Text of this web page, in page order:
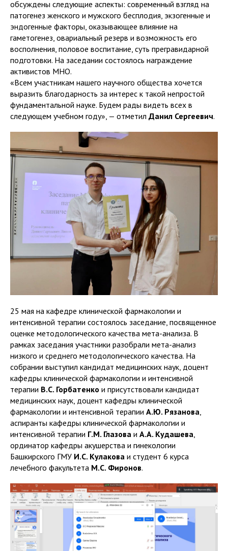
обсуждены следующие аспекты: современный взгляд на
патогенез женского и мужского бесплодия, экзогенные и
эндогенные факторы, оказывающее влияние на
гаметогенез, овариальный резерв и возможность его
восполнения, половое воспитание, суть прегравидарной
подготовки. На заседании состоялось награждение
активистов МНО.
«Всем участникам нашего научного общества хочется
выразить благодарность за интерес к такой непростой
фундаментальной науке. Будем рады видеть всех в
следующем учебном году», — отметил Данил Сергеевич.
25 мая на кафедре клинической фармакологии и
интенсивной терапии состоялось заседание, посвященное
оценке методологического качества мета-анализа. В
рамках заседания участники разобрали мета-анализ
низкого и среднего методологического качества. На
собрании выступил кандидат медицинских наук, доцент
кафедры клинической фармакологии и интенсивной
терапии В.С. Горбатенко и присутствовали кандидат
медицинских наук, доцент кафедры клинической
фармакологии и интенсивной терапии А.Ю. Рязанова
аспиранты кафедры клинической фармакологии и
интенсивной терапии Г.М. Глазова и А.А. Кудашева
ординатор кафедры акушерства и гинекологии
Башкирского ГМУ И.С. Кулакова и студент 6 курса
лечебного факультета М.С. Фиронов.